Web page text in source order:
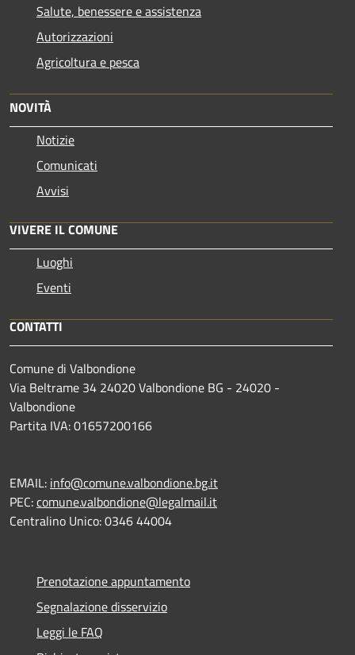
Salute, benessere e assistenza
Autorizzazioni
Agricoltura e pesca
NOVITÀ
Notizie
Comunicati
Avvisi
VIVERE IL COMUNE
Luoghi
Eventi
CONTATTI
Comune di Valbondione
Via Beltrame 34 24020 Valbondione BG - 24020 -
Valbondione
Partita IVA: 01657200166
EMAIL: info@comune.valbondione.bg.it
PEC:comune.valbondione@legalmail.it
Centralino Unico: 0346 44004
Prenotazione appuntamento
Segnalazione disservizio
Leggi le FAQ